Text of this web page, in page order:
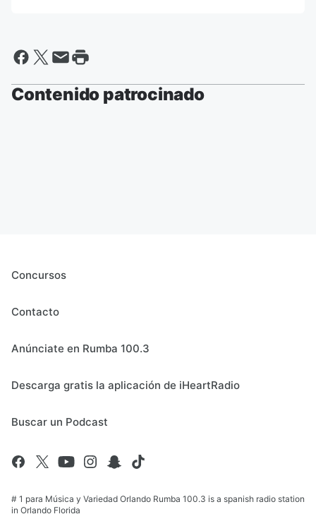
Contenido patrocinado
Concursos
Contacto
Anúnciate en Rumba 100.3
Descarga gratis la aplicación de iHeartRadio
Buscar un Podcast
# 1 para Música y Variedad Orlando Rumba 100.3 is a spanish radio station
in Orlando Florida